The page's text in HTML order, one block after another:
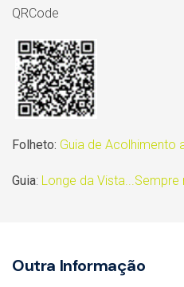
QRCode
Folheto: Guia de Acolhimento
Guia: Longe da
Outra Informação